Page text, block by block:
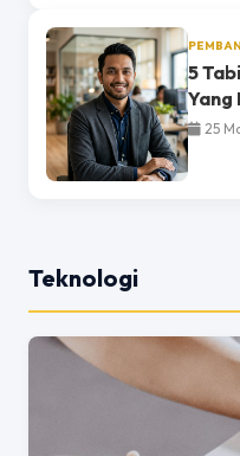
5
Yang
25
Teknologi